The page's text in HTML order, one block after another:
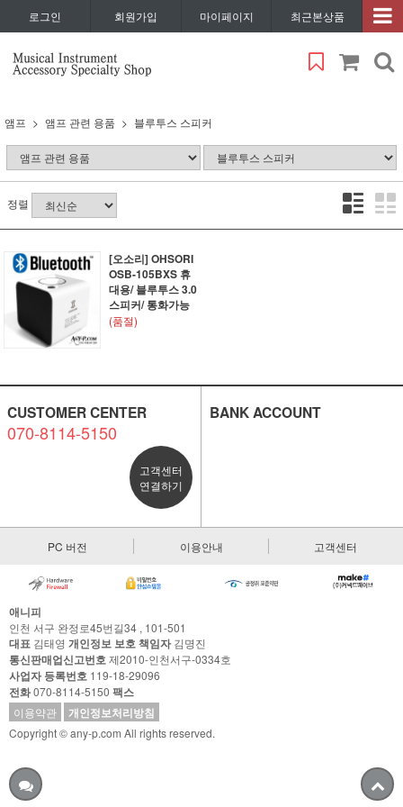
로그인 회원가입 마이페이지 최근본상품
앰프 앰프 관련 용품 블루투스 스피커
정렬
[오소리] OHSORI
OSB-105BXS 휴
대용/ 블루투스 3.0
스피커/ 통화가능
(품절)
CUSTOMER CENTER
070-8114-5150
고객센터
연결하기
BANK ACCOUNT
PC 버전 이용안내 고객센터
애니피
인천 서구 완정로45번길34 , 101-501
대표 김태영 개인정보 보호 책임자김명진
통신판매업신고번호제2010-인천서구-0334호
사업자 등록번호 119-18-29096
전화070-8114-5150 팩스
이용약관 개인정보처리방침
Copyright © any-p.com All rights reserved.